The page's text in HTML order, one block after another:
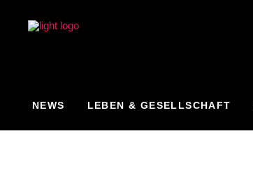
NEWS LEBEN & GESELLSCHAFT